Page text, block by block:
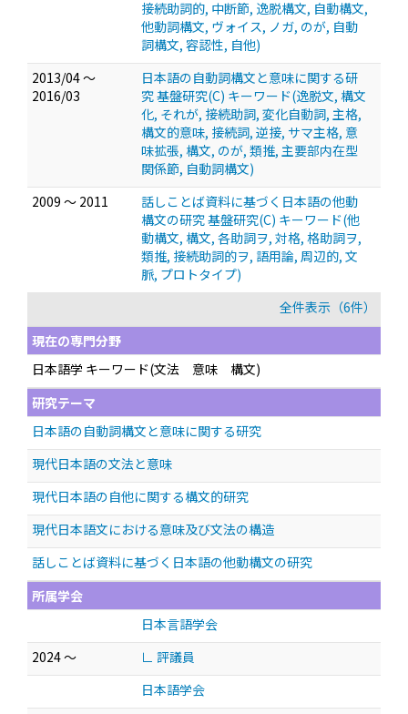
接続助詞的, 中断節, 逸脱構文, 自動構文,
他動詞構文, ヴォイス, ノガ, のが, 自動
詞構文, 容認性, 自他)
2013/04 ～
2016/03
日本語の自動詞構文と意味に関する研
究 基盤研究(C) キーワード(逸脱文, 構文
化, それが, 接続助詞, 変化自動詞, 主格,
構文的意味, 接続詞, 逆接, サマ主格, 意
味拡張, 構文, のが, 類推, 主要部内在型
関係節, 自動詞構文)
2009 ～ 2011
話しことば資料に基づく日本語の他動
構文の研究 基盤研究(C) キーワード(他
動構文, 構文, 各助詞ヲ, 対格, 格助詞ヲ,
類推, 接続助詞的ヲ, 語用論, 周辺的, 文
脈, プロトタイプ)
全件表示（6件）
現在の専門分野
日本語学 キーワード(文法 意味 構文)
研究テーマ
日本語の自動詞構文と意味に関する研究
現代日本語の文法と意味
現代日本語の自他に関する構文的研究
現代日本語文における意味及び文法の構造
話しことば資料に基づく日本語の他動構文の研究
所属学会
日本言語学会
2024 ～
∟ 評議員
日本語学会